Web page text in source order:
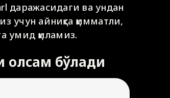
даражасидаги ва ундан
учун айниқса қимматли,
умид қиламиз.
олсам бўлади